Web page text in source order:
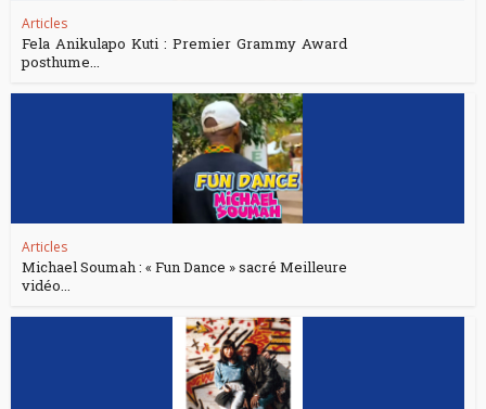
Articles
Fela Anikulapo Kuti : Premier Grammy Award
posthume...
Articles
Michael Soumah : « Fun Dance » sacré Meilleure
vidéo...